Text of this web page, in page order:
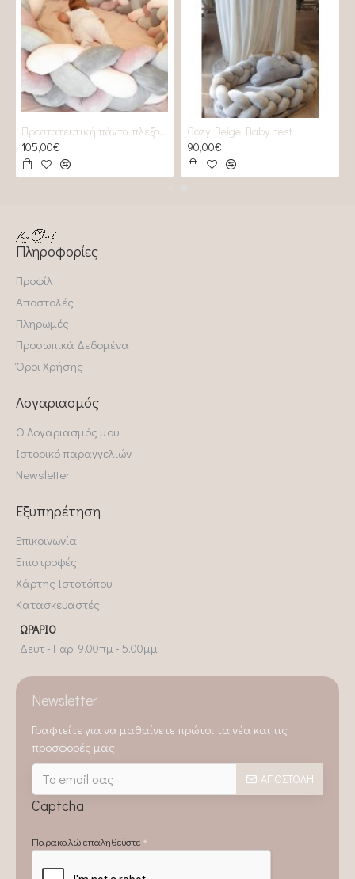
Προστατευτική πάντα πλεξούδα 2 GREYS & 2 Roses
105,00€
Cozy Beige Baby nest
90,00€
Πληροφορίες
Προφίλ
Αποστολές
Πληρωμές
Προσωπικά Δεδομένα
Όροι Χρήσης
Λογαριασμός
Ο Λογαριασμός μου
Ιστορικό παραγγελιών
Newsletter
Εξυπηρέτηση
Επικοινωνία
Επιστροφές
Χάρτης Ιστοτόπου
Κατασκευαστές
ΩΡΆΡΙΟ
Δευτ - Παρ: 9.00πμ - 5.00μμ
Newsletter
Γραφτείτε για να μαθαίνετε πρώτοι τα νέα και τις
προσφορές μας.
ΑΠΟΣΤΟΛΉ
Captcha
Παρακαλώ επαληθεύστε